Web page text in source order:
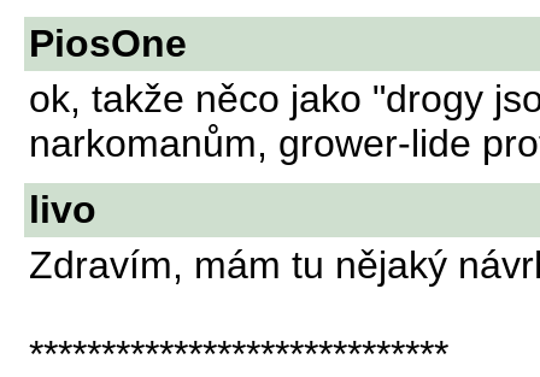
PiosOne
ok, takže něco jako "drogy
narkomanům, grower-lide
livo
Zdravím, mám tu nějaký
*****************************